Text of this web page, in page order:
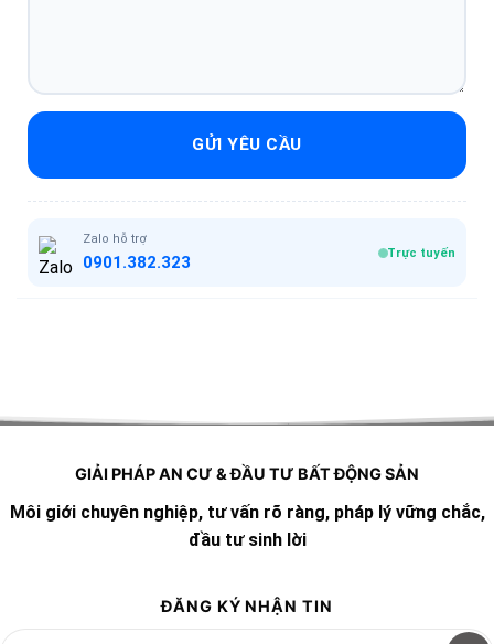
GỬI YÊU CẦU
Zalo hỗ trợ
0901.382.323 Trực tuyến
GIẢI PHÁP AN CƯ & ĐẦU TƯ BẤT ĐỘNG SẢN
Môi giới chuyên nghiệp, tư vấn rõ ràng, pháp lý vững chắc,
đầu tư sinh lời
ĐĂNG KÝ NHẬN TIN